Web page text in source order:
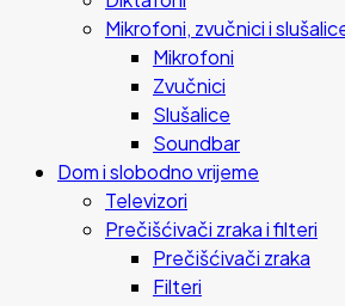
Mikrofoni, zvučnici i
Mikrofoni
Zvučnici
Slušalice
Soundbar
Dom i slobodno vrijeme
Televizori
Prečišćivači zraka i filteri
Prečišćivači zraka
Filteri